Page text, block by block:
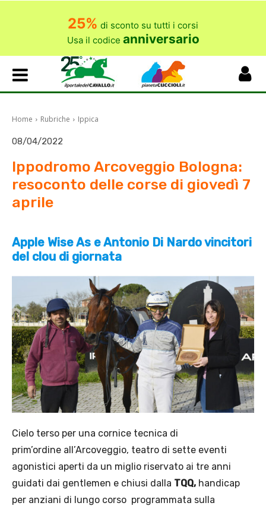
25% di sconto su tutti i corsi
Usa il codice anniversario
Home Rubriche Ippica
08/04/2022
Ippodromo Arcoveggio Bologna:
resoconto delle corse di giovedì 7
aprile
Apple Wise As e Antonio Di Nardo vincitori
del clou di giornata
Cielo terso per una cornice tecnica di
prim’ordine all’Arcoveggio, teatro di sette eventi
agonistici aperti da un miglio riservato ai tre anni
guidati dai gentlemen e chiusi dalla TQQ, handicap
per anziani di lungo corso programmata sulla